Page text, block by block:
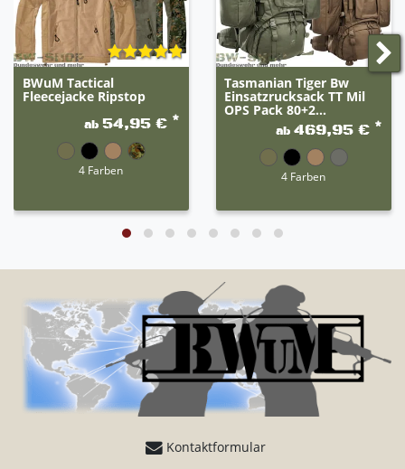
BWuM Tactical
Fleecejacke Ripstop
ab 54,95 € *
4 Farben
Tasmanian Tiger Bw
Einsatzrucksack TT Mil
OPS Pack 80+2...
ab 469,95 € *
4 Farben
Kontaktformular